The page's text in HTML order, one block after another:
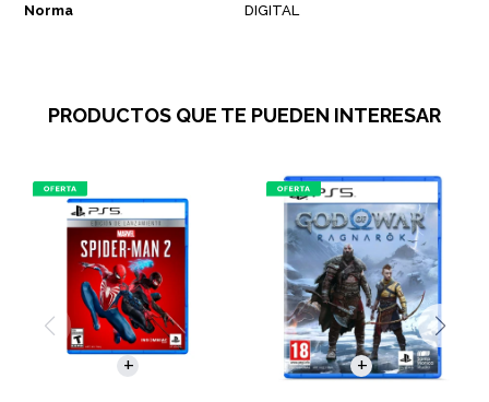
Norma DIGITAL
PRODUCTOS QUE TE PUEDEN INTERESAR